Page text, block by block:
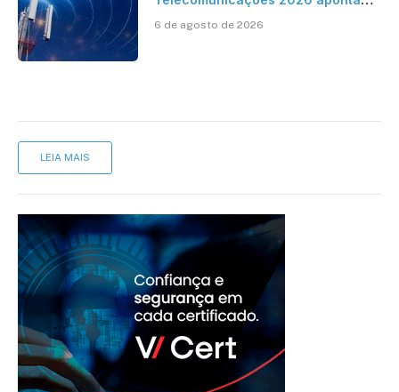
avanço da cobertura móvel, mas
mantém desafio
6 de agosto de 2026
LEIA MAIS